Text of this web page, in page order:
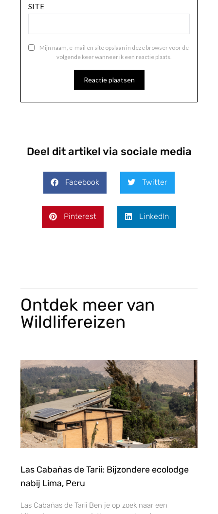
SITE
Mijn naam, e-mail en site opslaan in deze browser voor de
volgende keer wanneer ik een reactie plaats.
Deel dit artikel via sociale media
Facebook Twitter
Pinterest LinkedIn
Ontdek meer van
Wildlifereizen
Las Cabañas de Tarii: Bijzondere ecolodge
nabij Lima, Peru
Las Cabañas de Tarii Ben je op zoek naar een